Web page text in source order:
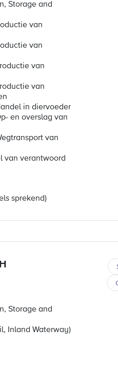
Storage and
van
van
van
van
in diervoeder
en overslag van
van
van verantwoord
sprekend)
Storage and
Inland Waterway)